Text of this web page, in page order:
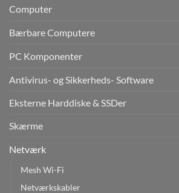
Computer
Bærbare Computere
PC Komponenter
Antivirus- og Sikkerheds- Software
Eksterne Harddiske & SSDer
Skærme
Netværk
Mesh Wi-Fi
Netværkskabler